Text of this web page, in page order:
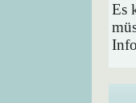
Es